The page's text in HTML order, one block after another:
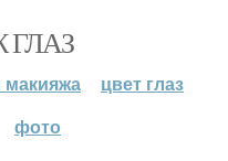
цвет глаз
фото